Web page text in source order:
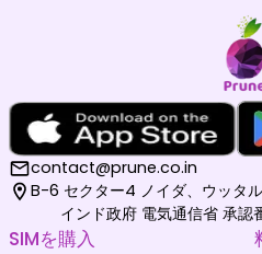
contact@prune.co.in
B-6 セクター4 ノイダ、ウッタ
インド政府 電気通信省 承
SIMを購入